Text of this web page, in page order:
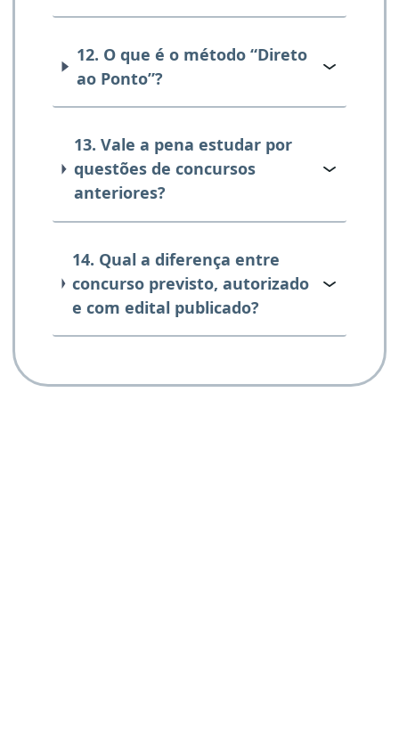
12. O que é o método “Direto
ao Ponto”?
13. Vale a pena estudar por
questões de concursos
anteriores?
14. Qual a diferença entre
concurso previsto, autorizado
e com edital publicado?